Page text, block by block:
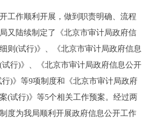
图说北京 视频北京
作顺利开展，做到职责明确、流程
又陆续制定了《北京市审计局政府信
则(试行)》、《北京市审计局政府信息
行)》、《北京市审计局政府信息公开
)》等9项制度和《北京市审计局政府
(试行)》等5个相关工作预案。经过两
度为我局顺利开展政府信息公开工作